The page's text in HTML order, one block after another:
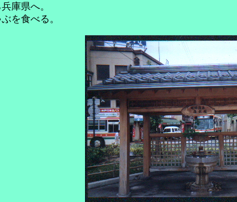
庫県へ。
を食べる。